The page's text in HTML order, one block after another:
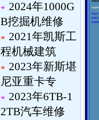
2024年1000G
B挖掘机维修
2021年凯斯工
程机械建筑
2023年新斯堪
尼亚重卡专
2023年6TB-1
2TB汽车维修